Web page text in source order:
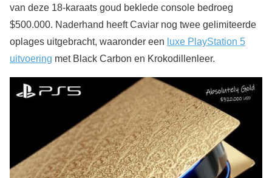
van deze 18-karaats goud beklede console bedroeg
$500.000. Naderhand heeft Caviar nog twee gelimiteerde
oplages uitgebracht, waaronder een luxe PlayStation 5
uitvoering met Black Carbon en Krokodillenleer.